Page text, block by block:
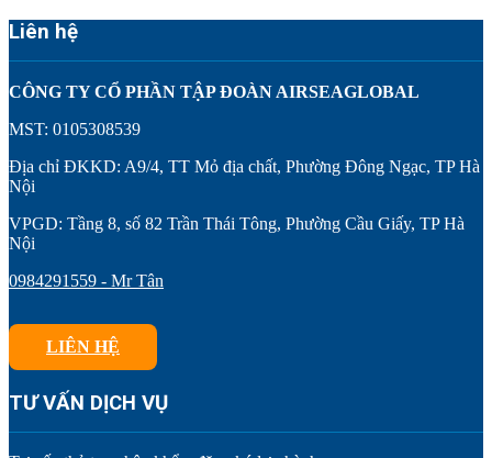
Liên hệ
CÔNG TY CỔ PHẦN TẬP ĐOÀN AIRSEAGLOBAL
MST: 0105308539
Địa chỉ ĐKKD: A9/4, TT Mỏ địa chất, Phường Đông Ngạc, TP Hà
Nội
VPGD: Tầng 8, số 82 Trần Thái Tông, Phường Cầu Giấy, TP Hà
Nội
0984291559 - Mr Tân
LIÊN HỆ
TƯ VẤN DỊCH VỤ